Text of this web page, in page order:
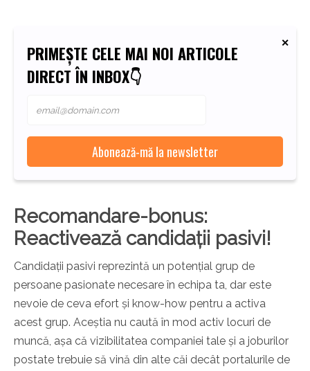
PRIMEȘTE CELE MAI NOI ARTICOLE
DIRECT ÎN INBOX👇
Recomandare-bonus:
Reactivează candidații pasivi!
Candidații pasivi reprezintă un potențial grup de
persoane pasionate necesare în echipa ta, dar este
nevoie de ceva efort și know-how pentru a activa
acest grup. Aceștia nu caută în mod activ locuri de
muncă, așa că vizibilitatea companiei tale și a joburilor
postate trebuie să vină din alte căi decât portalurile de